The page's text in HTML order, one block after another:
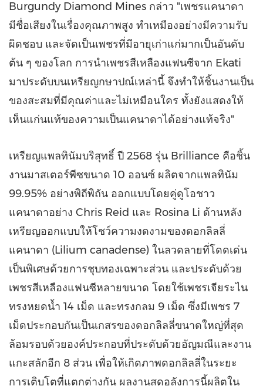
Burgundy Diamond Mines กล่าว "เพชรแคนาดา
มีชื่อเสียงในเรื่องคุณภาพสูง ทำเหมืองอย่างมีความรับ
ผิดชอบ และจัดเป็นเพชรที่มีอายุเก่าแก่มากเป็นอันดับ
ต้น ๆ ของโลก การนำเพชรสีเหลืองแฟนซีจาก Ekati
มาประดับบนเหรียญกษาปณ์เหล่านี้ จึงทำให้ชิ้นงานเป็น
ของสะสมที่มีคุณค่าและไม่เหมือนใคร ทั้งยังแสดงให้
เห็นแก่นแท้ของความเป็นแคนาดาได้อย่างแท้จริง"
เหรียญแพลทินัมบริสุทธิ์ ปี 2568 รุ่น Brilliance คือชิ้น
งานมาสเตอร์พีซขนาด 10 ออนซ์ ผลิตจากแพลทินัม
99.95% อย่างพิถีพิถัน ออกแบบโดยคู่ดูโอชาว
แคนาดาอย่าง Chris Reid และ Rosina Li ด้านหลัง
เหรียญออกแบบให้โชว์ความงดงามของดอกลิลลี่
แคนาดา (Lilium canadense) ในลวดลายที่โดดเด่น
เป็นพิเศษด้วยการชุบทองเฉพาะส่วน และประดับด้วย
เพชรสีเหลืองแฟนซีหลายขนาด โดยใช้เพชรเจียระไน
ทรงหยดน้ำ 14 เม็ด และทรงกลม 9 เม็ด ซึ่งมีเพชร 7
เม็ดประกอบกันเป็นเกสรของดอกลิลลี่ขนาดใหญ่ที่สุด
ล้อมรอบด้วยองค์ประกอบที่ประดับด้วยอัญมณีและงาน
แกะสลักอีก 8 ส่วน เพื่อให้เกิดภาพดอกลิลลี่ในระยะ
การเติบโตที่แตกต่างกัน ผลงานสุดอลังการนี้ผลิตใน